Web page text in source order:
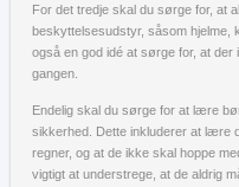
For det tredje skal du sørge for, at
beskyttelsesudstyr, såsom
også en god idé at sørge for, at
gangen.
Endelig skal du sørge for at lære
sikkerhed. Dette inkluderer at lære
regner, og at de ikke skal hoppe
vigtigt at understrege, at de aldrig